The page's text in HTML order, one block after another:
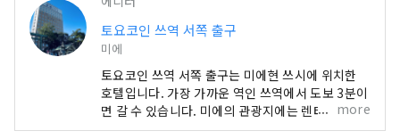
토요코인 쓰역 서쪽 출구
미에
토요코인 쓰역 서쪽 출구는 미에현 쓰시에 위치한
호텔입니다. 가장 가까운 역인 쓰역에서 도보 3분이
면 갈 수 있습니다. 미에의 관광지에는 렌터카를 이
용하면 액세스가 양호합니다. ★센트레아 차로 약 1
more